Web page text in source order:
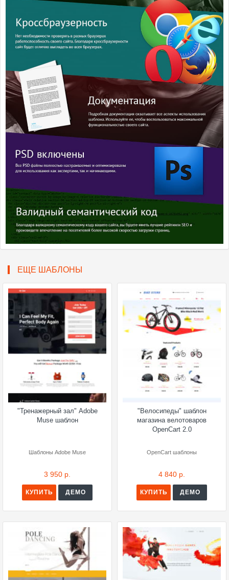
ЕЩЕ ШАБЛОНЫ
"Тренажерный зал" Adobe
Muse шаблон
Шаблоны Adobe Muse
3 950 р.
КУПИТЬ ДЕМО
"Велосипеды" шаблон
магазина велотоваров
OpenCart 2.0
OpenCart шаблоны
4 840 р.
КУПИТЬ ДЕМО